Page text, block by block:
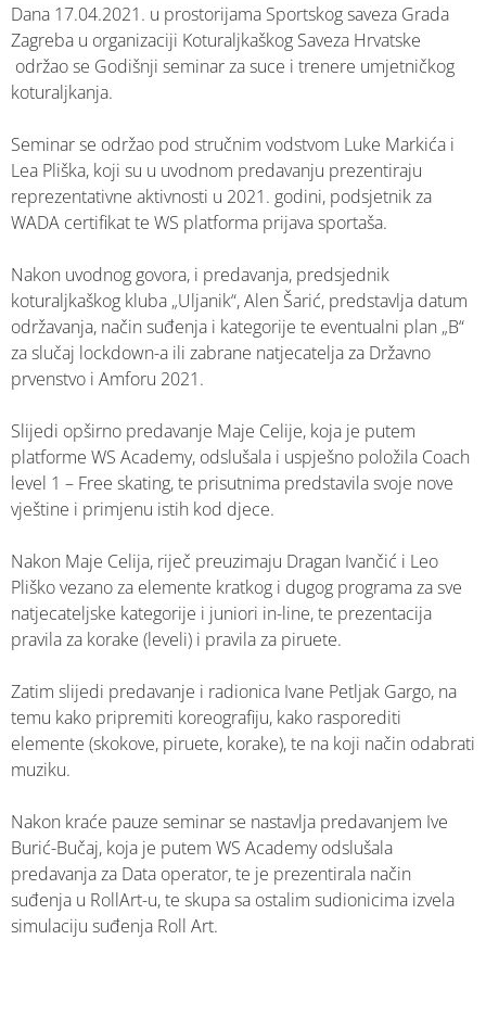
Dana 17.04.2021. u prostorijama Sportskog saveza Grada
Zagreba u organizaciji Koturaljkaškog Saveza Hrvatske
održao se Godišnji seminar za suce i trenere umjetničkog
koturaljkanja.
Seminar se održao pod stručnim vodstvom Luke Markića i
Lea Pliška, koji su u uvodnom predavanju prezentiraju
reprezentativne aktivnosti u 2021. godini, podsjetnik za
WADA certifikat te WS platforma prijava sportaša.
Nakon uvodnog govora, i predavanja, predsjednik
koturaljkaškog kluba „Uljanik“, Alen Šarić, predstavlja datum
održavanja, način suđenja i kategorije te eventualni plan „B“
za slučaj lockdown-a ili zabrane natjecatelja za Državno
prvenstvo i Amforu 2021.
Slijedi opširno predavanje Maje Celije, koja je putem
platforme WS Academy, odslušala i uspješno položila Coach
level 1 – Free skating, te prisutnima predstavila svoje nove
vještine i primjenu istih kod djece.
Nakon Maje Celija, riječ preuzimaju Dragan Ivančić i Leo
Pliško vezano za elemente kratkog i dugog programa za sve
natjecateljske kategorije i juniori in-line, te prezentacija
pravila za korake (leveli) i pravila za piruete.
Zatim slijedi predavanje i radionica Ivane Petljak Gargo, na
temu kako pripremiti koreografiju, kako rasporediti
elemente (skokove, piruete, korake), te na koji način odabrati
muziku.
Nakon kraće pauze seminar se nastavlja predavanjem Ive
Burić-Bučaj, koja je putem WS Academy odslušala
predavanja za Data operator, te je prezentirala način
suđenja u RollArt-u, te skupa sa ostalim sudionicima izvela
simulaciju suđenja Roll Art.